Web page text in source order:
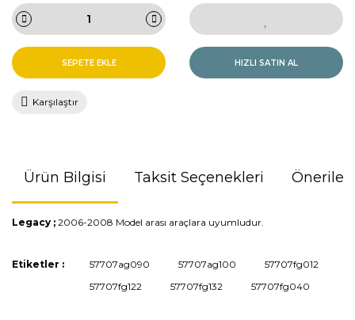
SEPETE EKLE HIZLI SATIN AL
Karşılaştır
Ürün Bilgisi Taksit Seçenekleri
Legacy ; 2006-2008 Model arası araçlara uyumludur.
Bu ürünün fiyat bilgisi, resim, ürün açıklamalarında ve diğer
kullanarak tarafımıza iletebilirsiniz.
Etiketler : 57707ag090 57707ag100
57707fg012
57707fg122
57707fg132 57707fg040